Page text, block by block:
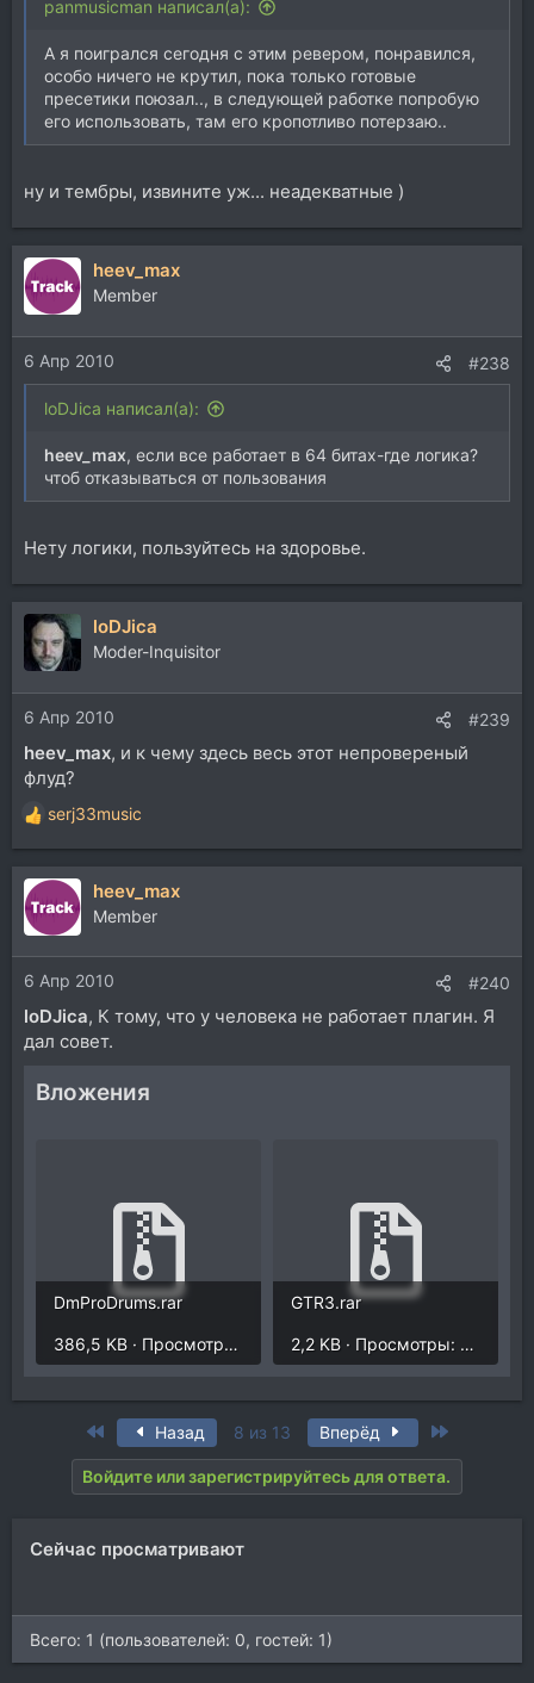
panmusicman написал(а):
А я поигрался сегодня с этим ревером, понравился,
особо ничего не крутил, пока только готовые
пресетики поюзал.., в следующей работке попробую
его использовать, там его кропотливо потерзаю..
ну и тембры, извините уж... неадекватные )
heev_max
Member
6 Апр 2010 #238
loDJica написал(а):
heev_max, если все работает в 64 битах-где логика?
чтоб отказываться от пользования
Нету логики, пользуйтесь на здоровье.
loDJica
Moder-Inquisitor
6 Апр 2010 #239
heev_max, и к чему здесь весь этот непровереный
флуд?
Р
е
а
к
ц
и
и
:
serj33music
heev_max
Member
6 Апр 2010 #240
loDJica, К тому, что у человека не работает плагин. Я
дал совет.
Вложения
DmProDrums.rar
386,5 KB · Просмотры: 252
GTR3.rar
2,2 KB · Просмотры: 218
First Назад 8 из 13 Вперёд
Войдите или зарегистрируйтесь для ответа.
Сейчас просматривают
Всего: 1 (пользователей: 0, гостей: 1)